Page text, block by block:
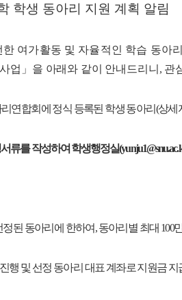
학생 동아리 지원 계획 알림
여가활동 및 자율적인 학습 동아
업」을 아래와 같이 안내드리니, 관
연합회에 정식 등록된 학생 동아리(상세
류를 작성하여 학생행정실
된 동아리에 한하여, 동아리별 최대 100
행 및 선정 동아리 대표 계좌로 지원금 지